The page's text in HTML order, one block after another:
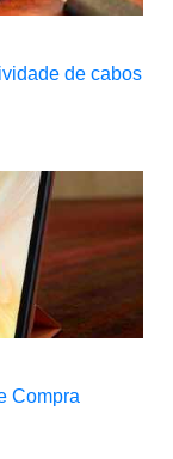
de cabos
Compra